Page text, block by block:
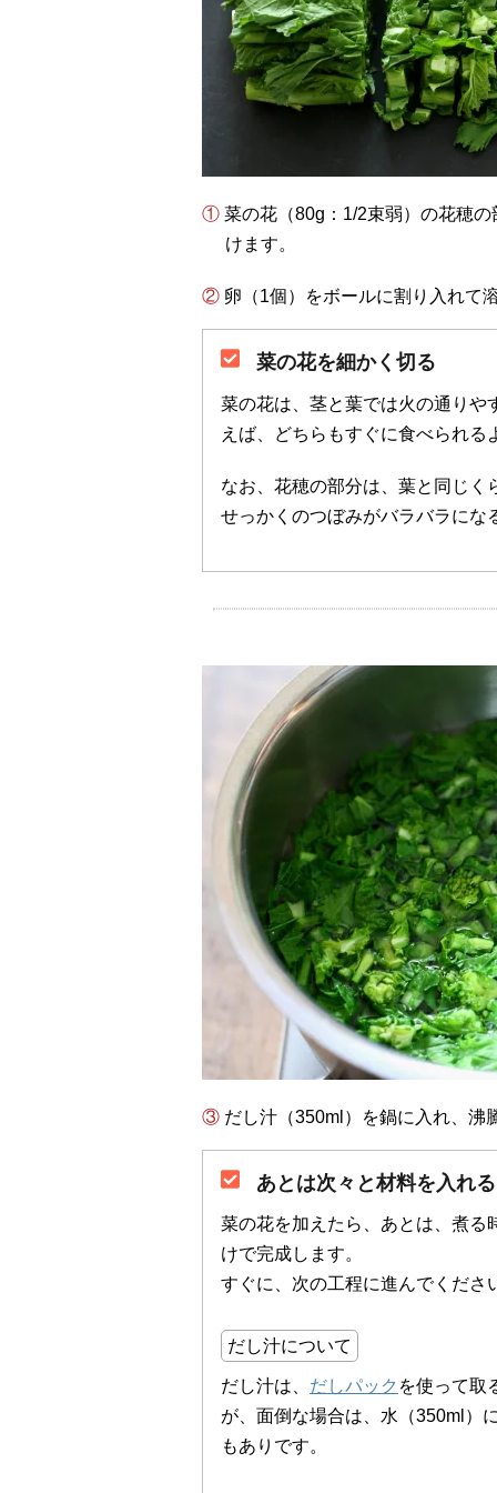
① 菜の花（80g：1/2束弱）の花穂の部分を包丁で切り離し、残りを1センチ幅に切り分
けます。
② 卵（1個）をボールに割り入れて
菜の花を細かく切る
菜の花は、茎と葉では火の通りや
えば、どちらもすぐに食べられる
なお、花穂の部分は、葉と同じく
せっかくのつぼみがバラバラにな
③ だし汁（350ml）を鍋に入れ、
あとは次々と材料を入れ
菜の花を加えたら、あとは、煮る
けで完成します。
すぐに、次の工程に進んでくださ
だし汁について
だし汁は、 だしパック を使って取
が、面倒な場合は、水（350ml）
もありです。